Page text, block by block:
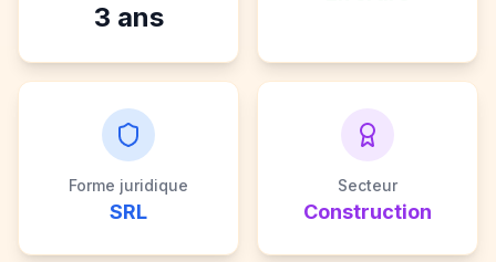
3 ans
Forme juridique
SRL
Secteur
Construction